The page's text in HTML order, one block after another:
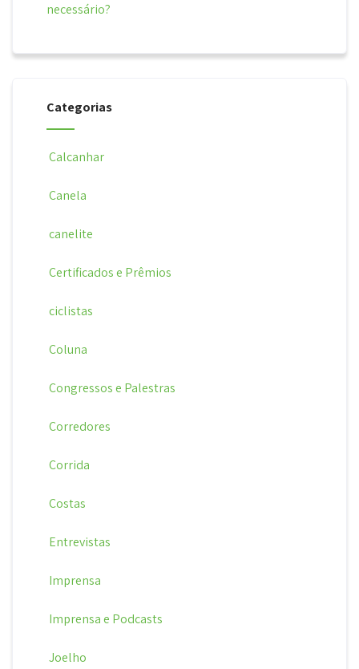
necessário?
Categorias
Calcanhar
Canela
canelite
Certificados e Prêmios
ciclistas
Coluna
Congressos e Palestras
Corredores
Corrida
Costas
Entrevistas
Imprensa
Imprensa e Podcasts
Joelho